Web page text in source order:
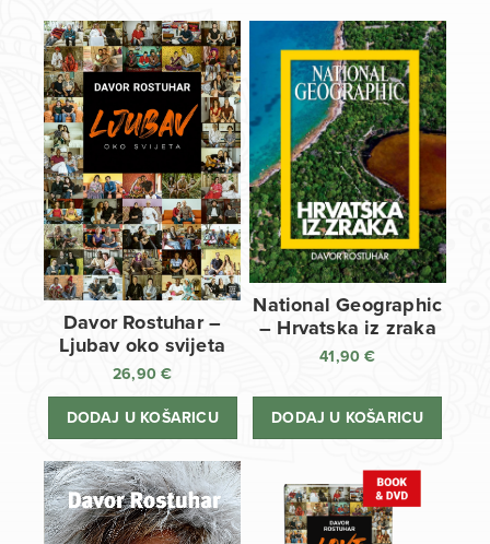
Davor Rostuhar –
Ljubav oko svijeta
26,90€
DODAJ U KOŠARICU
National Geographic
– Hrvatska iz zraka
41,90€
DODAJ U KOŠARICU